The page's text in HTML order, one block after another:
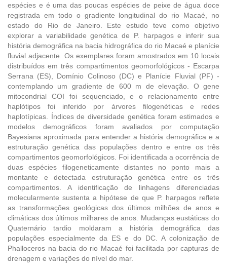
espécies e é uma das poucas espécies de peixe de água doce
registrada em todo o gradiente longitudinal do rio Macaé, no
estado do Rio de Janeiro. Este estudo teve como objetivo
explorar a variabilidade genética de P. harpagos e inferir sua
história demográfica na bacia hidrográfica do rio Macaé e planície
fluvial adjacente. Os exemplares foram amostrados em 10 locais
distribuídos em três compartimentos geomorfológicos - Escarpa
Serrana (ES), Domínio Colinoso (DC) e Planície Fluvial (PF) -
contemplando um gradiente de 600 m de elevação. O gene
mitocondrial COI foi sequenciado, e o relacionamento entre
haplótipos foi inferido por árvores filogenéticas e redes
haplotípicas. Índices de diversidade genética foram estimados e
modelos demográficos foram avaliados por computação
Bayesiana aproximada para entender a história demográfica e a
estruturação genética das populações dentro e entre os três
compartimentos geomorfológicos. Foi identificada a ocorrência de
duas espécies filogeneticamente distantes no ponto mais a
montante e detectada estruturação genética entre os três
compartimentos. A identificação de linhagens diferenciadas
molecularmente sustenta a hipótese de que P. harpagos reflete
as transformações geológicas dos últimos milhões de anos e
climáticas dos últimos milhares de anos. Mudanças eustáticas do
Quaternário tardio moldaram a história demográfica das
populações especialmente da ES e do DC. A colonização de
Phalloceros na bacia do rio Macaé foi facilitada por capturas de
drenagem e variações do nível do mar.